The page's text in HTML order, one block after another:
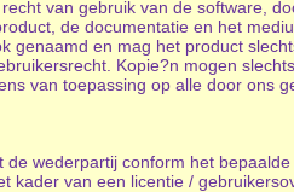
van gebruik van de software,
de documentatie en het
genaamd en mag het product
Kopie?n mogen
van toepassing op alle door ons
wederpartij conform het
van een licentie /